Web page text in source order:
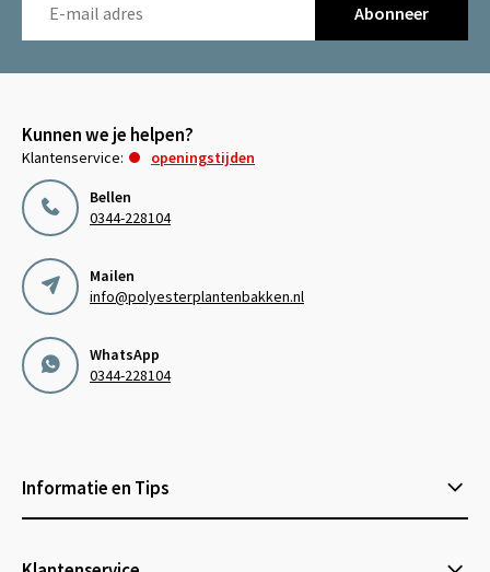
Abonneer
Kunnen we je helpen?
Klantenservice:
openingstijden
Bellen
0344-228104
Mailen
info@polyesterplantenbakken.nl
WhatsApp
0344-228104
Informatie en Tips